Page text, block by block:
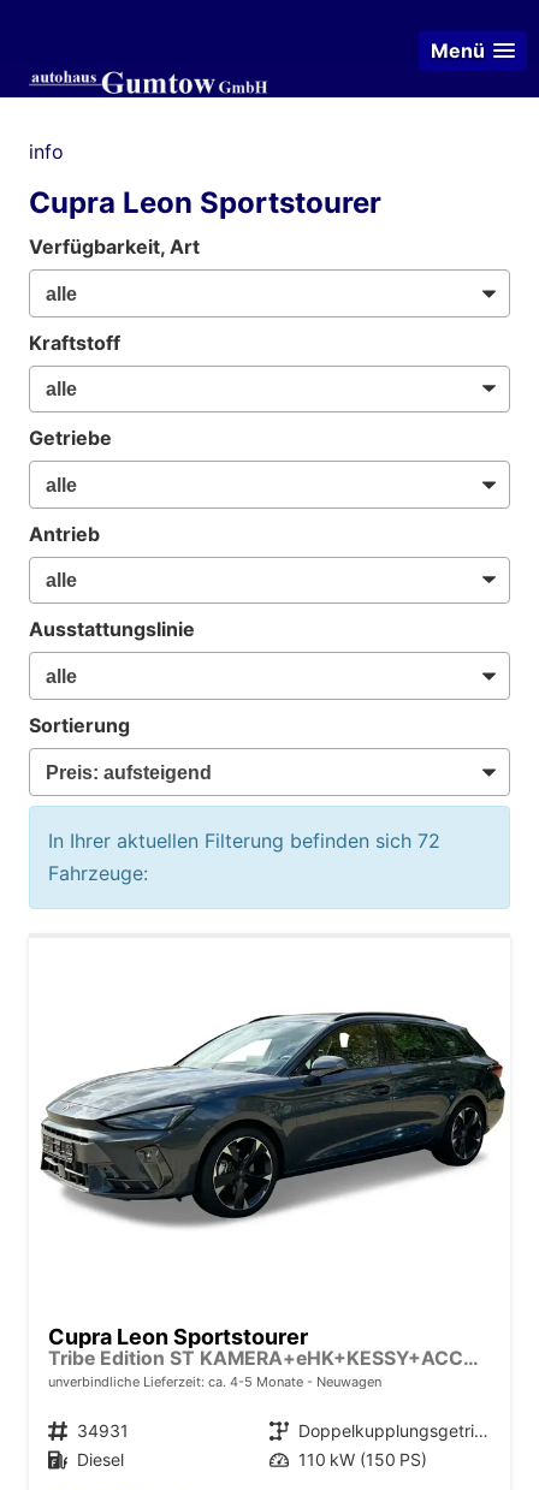
Menü
info
Cupra Leon Sportstourer
Verfügbarkeit, Art
Kraftstoff
Getriebe
Antrieb
Ausstattungslinie
Sortierung
In Ihrer aktuellen Filterung befinden sich 72
Fahrzeuge:
Cupra Leon Sportstourer
Tribe Edition ST KAMERA+eHK+KESSY+ACC+SHZ+19" ALU+LED
unverbindliche Lieferzeit: ca. 4-5 Monate Neuwagen
Fahrzeugnr. 34931 Getriebe
Doppelkupplungsgetriebe (DSG)
Kraftstoff Diesel Leistung 110 kW (150 PS)